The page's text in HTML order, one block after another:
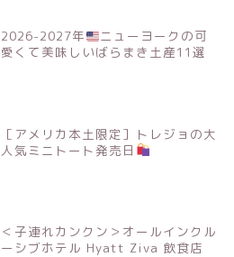
2026-2027年
ニューヨークの可
愛くて美味しいばらまき土産11選
［アメリカ本土限定］トレジョの大
人気ミニトート発売日
＜子連れカンクン＞オールインクル
ーシブホテル Hyatt Ziva 飲食店